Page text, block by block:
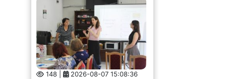
148 | 2026-08-07 15:08:36